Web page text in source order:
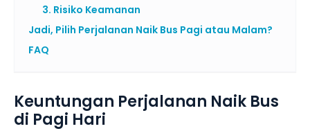
3. Risiko Keamanan
Jadi, Pilih Perjalanan Naik Bus Pagi atau Malam?
FAQ
Keuntungan Perjalanan Naik Bus
di Pagi Hari